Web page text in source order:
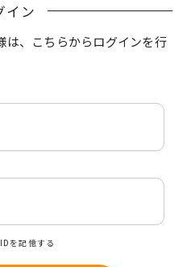
ケア
イン
は、こちらからログインを行
を記憶する